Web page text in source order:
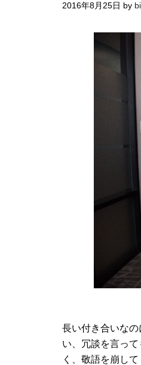
2016年8月25日 by
長い付き合いな
い、冗談を言っ
く、敬語を崩し